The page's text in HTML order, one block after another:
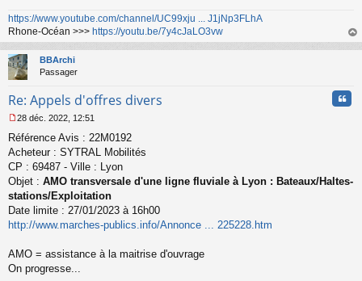
https://www.youtube.com/channel/UC99xju ... J1jNp3FLhA
Rhone-Océan >>> https://youtu.be/7y4cJaLO3vw
au
BBArchi
Passager
Re: Appels d'offres divers
e
s
s
a
g
e
n
o
l
u
28 déc. 2022, 12:51
Référence Avis : 22M0192
Acheteur : SYTRAL Mobilités
CP : 69487 - Ville : Lyon
Objet : AMO transversale d'une ligne fluviale à Lyon : Bateaux/Haltes-
stations/Exploitation
Date limite : 27/01/2023 à 16h00
http://www.marches-publics.info/Annonce ... 225228.htm
AMO = assistance à la maitrise d'ouvrage
On progresse...